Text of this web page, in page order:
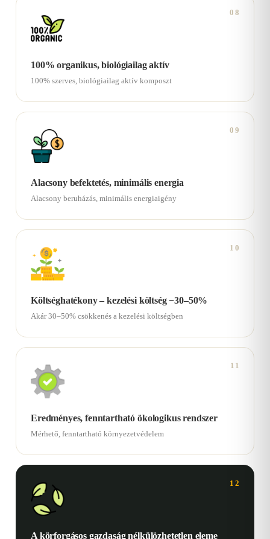
08
100% organikus, biológiailag aktív
100% szerves, biológiailag aktív komposzt
09
Alacsony befektetés, minimális energia
Alacsony beruházás, minimális energiaigény
10
Költséghatékony – kezelési költség −30–50%
Akár 30–50% csökkenés a kezelési költségben
11
Eredményes, fenntartható ökologikus rendszer
Mérhető, fenntartható környezetvédelem
12
A körforgásos gazdaság nélkülözhetetlen eleme